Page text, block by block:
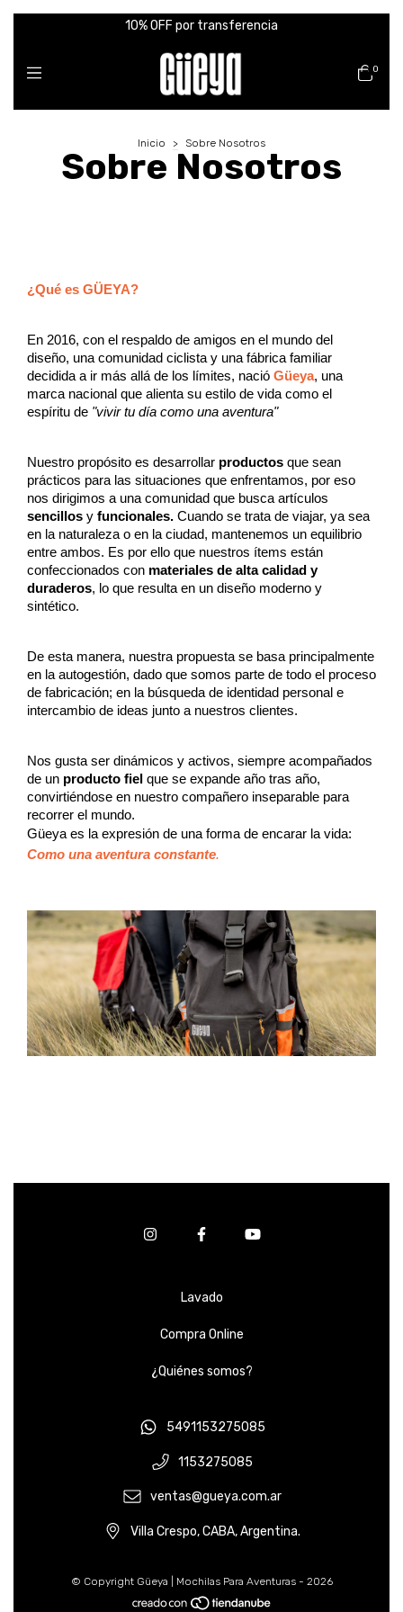
10% OFF por transferencia
0
Inicio > Sobre Nosotros
Sobre Nosotros
¿Qué es GÜEYA?
En 2016, con el respaldo de amigos en el mundo del
diseño, una comunidad ciclista y una fábrica familiar
decidida a ir más allá de los límites, nació Güeya, una
marca nacional que alienta su estilo de vida como el
espíritu de "vivir tu día como una aventura"
Nuestro propósito es desarrollar productos que sean
prácticos para las situaciones que enfrentamos, por eso
nos dirigimos a una comunidad que busca artículos
sencillos y funcionales. Cuando se trata de viajar, ya sea
en la naturaleza o en la ciudad, mantenemos un equilibrio
entre ambos. Es por ello que nuestros ítems están
confeccionados con materiales de alta calidad y
duraderos, lo que resulta en un diseño moderno y
sintético.
De esta manera, nuestra propuesta se basa principalmente
en la autogestión, dado que somos parte de todo el proceso
de fabricación; en la búsqueda de identidad personal e
intercambio de ideas junto a nuestros clientes.
Nos gusta ser dinámicos y activos, siempre acompañados
de un producto fiel que se expande año tras año,
convirtiéndose en nuestro compañero inseparable para
recorrer el mundo.
Güeya es la expresión de una forma de encarar la vida:
Como una aventura constante.
Lavado
Compra Online
¿Quiénes somos?
5491153275085
1153275085
ventas@gueya.com.ar
Villa Crespo, CABA, Argentina.
© Copyright Güeya | Mochilas Para Aventuras - 2026